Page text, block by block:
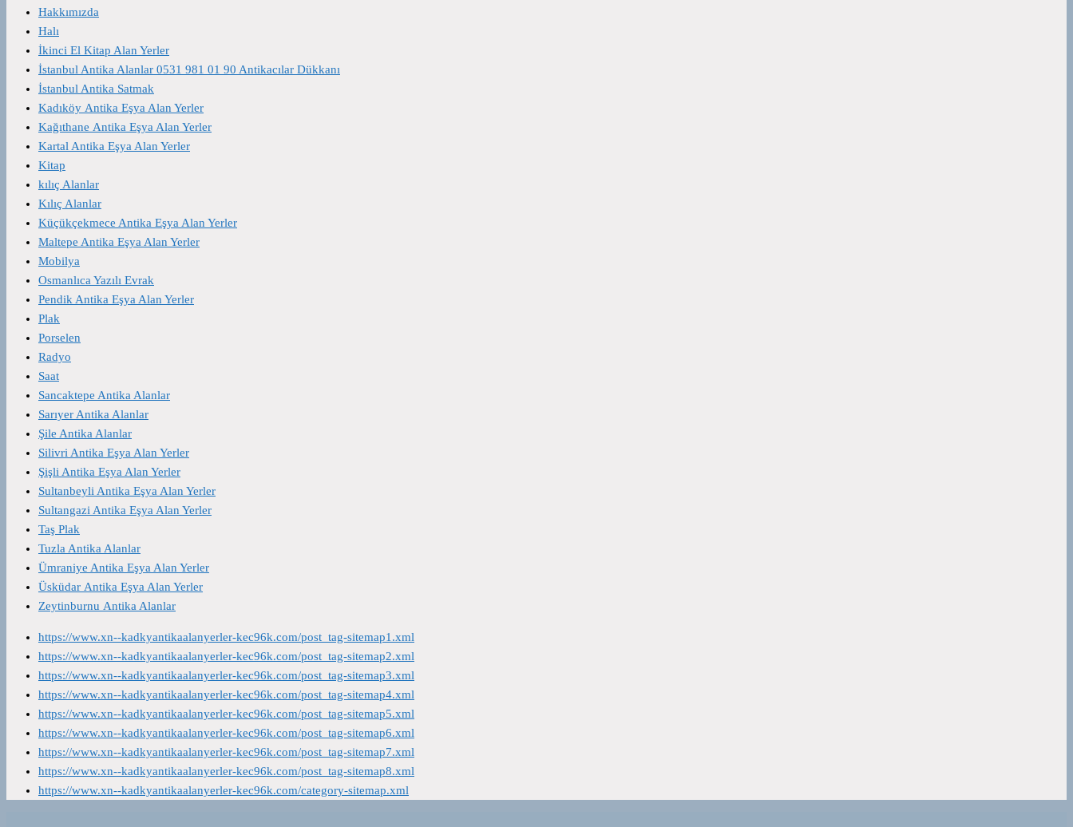
Hakkımızda
Halı
İkinci El Kitap Alan Yerler
İstanbul Antika Alanlar 0531 981 01 90 Antikacılar Dükkanı
İstanbul Antika Satmak
Kadıköy Antika Eşya Alan Yerler
Kağıthane Antika Eşya Alan Yerler
Kartal Antika Eşya Alan Yerler
Kitap
kılıç Alanlar
Kılıç Alanlar
Küçükçekmece Antika Eşya Alan Yerler
Maltepe Antika Eşya Alan Yerler
Mobilya
Osmanlıca Yazılı Evrak
Pendik Antika Eşya Alan Yerler
Plak
Porselen
Radyo
Saat
Sancaktepe Antika Alanlar
Sarıyer Antika Alanlar
Şile Antika Alanlar
Silivri Antika Eşya Alan Yerler
Şişli Antika Eşya Alan Yerler
Sultanbeyli Antika Eşya Alan Yerler
Sultangazi Antika Eşya Alan Yerler
Taş Plak
Tuzla Antika Alanlar
Ümraniye Antika Eşya Alan Yerler
Üsküdar Antika Eşya Alan Yerler
Zeytinburnu Antika Alanlar
https://www.xn--kadkyantikaalanyerler-kec96k.com/post_tag-sitemap1.xml
https://www.xn--kadkyantikaalanyerler-kec96k.com/post_tag-sitemap2.xml
https://www.xn--kadkyantikaalanyerler-kec96k.com/post_tag-sitemap3.xml
https://www.xn--kadkyantikaalanyerler-kec96k.com/post_tag-sitemap4.xml
https://www.xn--kadkyantikaalanyerler-kec96k.com/post_tag-sitemap5.xml
https://www.xn--kadkyantikaalanyerler-kec96k.com/post_tag-sitemap6.xml
https://www.xn--kadkyantikaalanyerler-kec96k.com/post_tag-sitemap7.xml
https://www.xn--kadkyantikaalanyerler-kec96k.com/post_tag-sitemap8.xml
https://www.xn--kadkyantikaalanyerler-kec96k.com/category-sitemap.xml